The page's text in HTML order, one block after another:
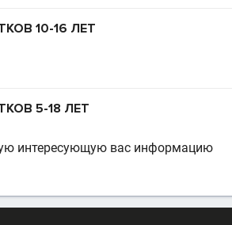
10-16 ЛЕТ
5-18 ЛЕТ
интересующую вас информацию